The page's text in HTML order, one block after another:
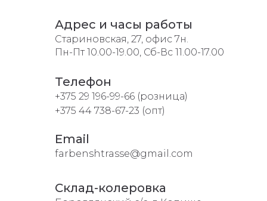
Адрес и часы работы
Стариновская, 27, офис 7н.
Пн-Пт 10.00-19.00, Сб-Вс 11.00-17.00
Телефон
Email
farbenshtrasse@gmail.com
Склад-колеровка
+375 29 196-99-66 (розница)
+375 44 738-67-23 (опт)